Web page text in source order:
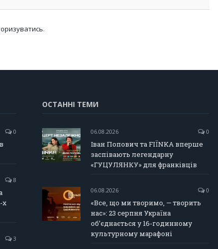
.
0
8
х
3
ОСТАННІ ТЕМИ
06.08.2026 0
Іван Попович та FIÏNKA вперше
заспівають легендарну
«ГУЦУЛЯНКУ» для франківців
06.08.2026 0
«Все, що ми творимо, — творить
нас»: 23 серпня Україна
об’єднається у 16-годинному
культурному марафоні